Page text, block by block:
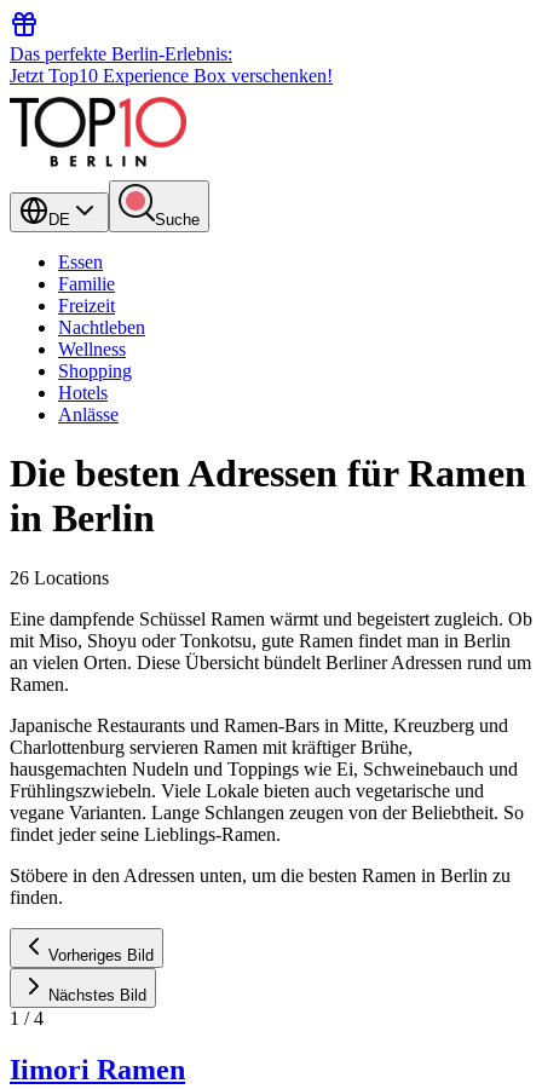
Das perfekte Berlin-Erlebnis:
Jetzt Top10 Experience Box verschenken!
DE Suche
Essen
Familie
Freizeit
Nachtleben
Wellness
Shopping
Hotels
Anlässe
Die besten Adressen für Ramen
in Berlin
26 Locations
Eine dampfende Schüssel Ramen wärmt und begeistert zugleich. Ob
mit Miso, Shoyu oder Tonkotsu, gute Ramen findet man in Berlin
an vielen Orten. Diese Übersicht bündelt Berliner Adressen rund um
Ramen.
Japanische Restaurants und Ramen-Bars in Mitte, Kreuzberg und
Charlottenburg servieren Ramen mit kräftiger Brühe,
hausgemachten Nudeln und Toppings wie Ei, Schweinebauch und
Frühlingszwiebeln. Viele Lokale bieten auch vegetarische und
vegane Varianten. Lange Schlangen zeugen von der Beliebtheit. So
findet jeder seine Lieblings-Ramen.
Stöbere in den Adressen unten, um die besten Ramen in Berlin zu
finden.
Vorheriges Bild
Nächstes Bild
1 /4
Iimori Ramen